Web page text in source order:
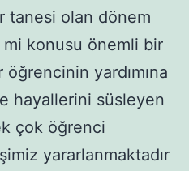
tanesi olan dönem
konusu önemli bir
yardımına
hayallerini süsleyen
çok öğrenci
yararlanmaktadır